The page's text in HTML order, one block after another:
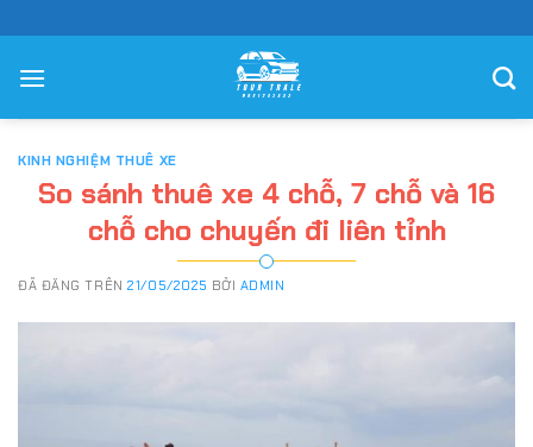
đến
nội
KINH NGHIỆM THUÊ XE
So sánh thuê xe 4 chỗ, 7 chỗ và 16
chỗ cho chuyến đi liên tỉnh
ĐÃ ĐĂNG TRÊN21/05/2025 BỞI ADMIN